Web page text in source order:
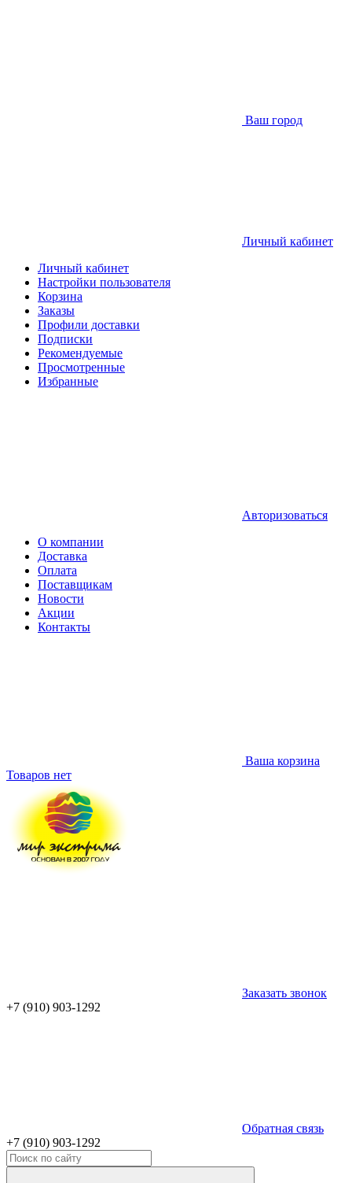
Ваш город
Личный кабинет
Личный кабинет
Настройки пользователя
Корзина
Заказы
Профили доставки
Подписки
Рекомендуемые
Просмотренные
Избранные
Авторизоваться
О компании
Доставка
Оплата
Поставщикам
Новости
Акции
Контакты
Ваша корзина
Товаров нет
Заказать звонок
+7 (910) 903-1292
Обратная связь
+7 (910) 903-1292